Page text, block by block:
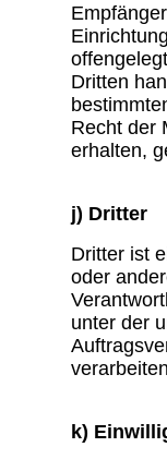
Dritten
Recht der
erhalten,
j) Dritter
Dritter ist
oder
unter der
k)